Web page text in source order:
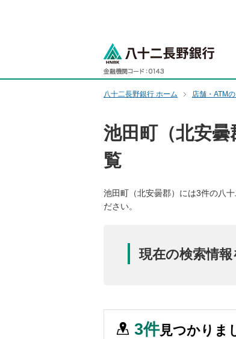
移
八十二長野銀行 ホーム 店舗・ATM
池田町（北安
覧
池田町（北安曇郡）には3件の八
ださい。
現在の検索情
3件見つかりま